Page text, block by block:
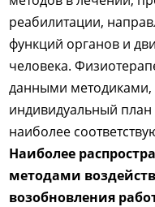
реабилитации,
функций органов и
человека.
данными методиками,
индивидуальный
наиболее
Наиболее
методами
возобновления